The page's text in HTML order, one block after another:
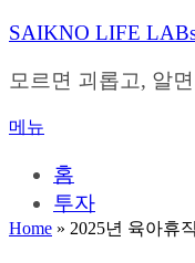
내
으
바
SAIKNO LIFE
모르면 괴롭고, 알
메뉴
홈
투자
Home » 2025년 육아휴